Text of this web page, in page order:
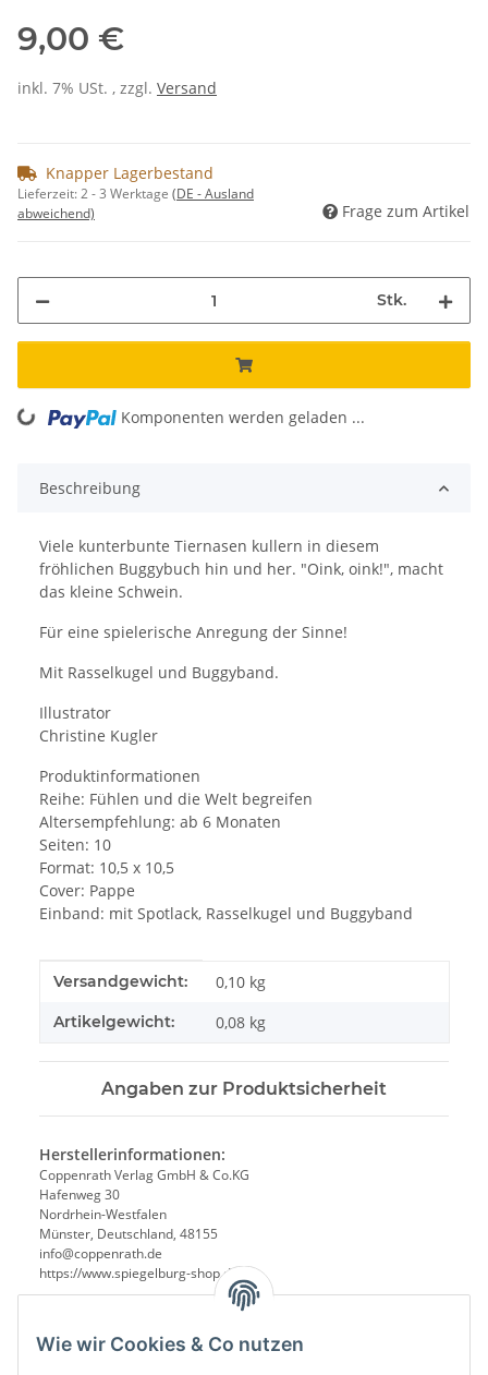
Wie wir Cookies & Co nutzen
9,00 €
inkl. 7% USt. , zzgl. Versand
Knapper Lagerbestand
Lieferzeit:2 - 3 Werktage (DE - Ausland
abweichend)
Frage zum Artikel
Stk.
Loading... Komponenten werden geladen ...
Beschreibung
Viele kunterbunte Tiernasen kullern in diesem
fröhlichen Buggybuch hin und her. "Oink, oink!", macht
das kleine Schwein.
Für eine spielerische Anregung der Sinne!
Mit Rasselkugel und Buggyband.
Illustrator
Christine Kugler
Produktinformationen
Reihe: Fühlen und die Welt begreifen
Altersempfehlung: ab 6 Monaten
Seiten: 10
Format: 10,5 x 10,5
Cover: Pappe
Einband: mit Spotlack, Rasselkugel und Buggyband
Produkteigenschaft
Wert
Versandgewicht: 0,10 kg
Artikelgewicht: 0,08 kg
Angaben zur Produktsicherheit
Herstellerinformationen:
Coppenrath Verlag GmbH & Co.KG
Hafenweg 30
Nordrhein-Westfalen
Münster, Deutschland, 48155
info@coppenrath.de
https://www.spiegelburg-shop.de/